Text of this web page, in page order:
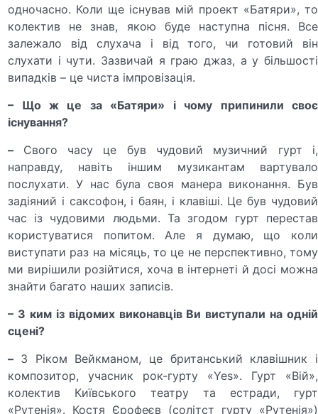
одночасно. Коли ще існував мій проект «Батяри», то
колектив не знав, якою буде наступна пісня. Все
залежало від слухача і від того, чи готовий він
слухати і чути. Зазвичай я граю джаз, а у більшості
випадків – це чиста імпровізація.
– Що ж це за «Батяри» і чому припинили своє
існування?
– Свого часу це був чудовий музичний гурт і,
направду, навіть іншим музикантам вартувало
послухати. У нас була своя манера виконання. Був
задіяний і саксофон, і баян, і клавіші. Це був чудовий
час із чудовими людьми. Та згодом гурт перестав
користуватися попитом. Але я думаю, що коли
виступати раз на місяць, то це не перспективно, тому
ми вирішили розійтися, хоча в інтернеті й досі можна
знайти багато наших записів.
– З ким із відомих виконавців Ви виступали на одній
сцені?
– З Ріком Вейкманом, це британський клавішник і
композитор, учасник рок-гурту «Yes». Гурт «Вій»,
колектив Київського театру та естради, гурт
«Рутенія». Костя Єрофеєв (солітст гурту «Рутенія»)